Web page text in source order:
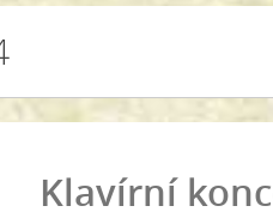
Klavírní